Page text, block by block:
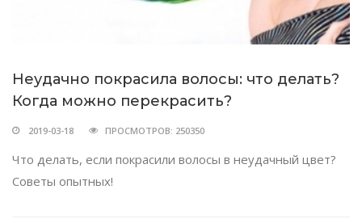
Неудачно покрасила волосы: что делать?
Когда можно перекрасить?
2019-03-18 ПРОСМОТРОВ: 250350
Что делать, если покрасили волосы в неудачный цвет?
Советы опытных!